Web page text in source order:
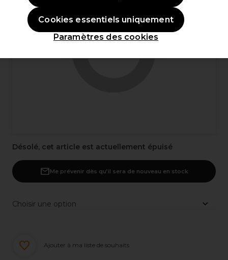
Désolé, cet article est actuellement épuisé
Me prévenir dès qu’il sera de nouveau en stock
Choisir une option
Ajouter à ma liste de souhaits
Paramètres des cookies
Cookies essentiels uniquement